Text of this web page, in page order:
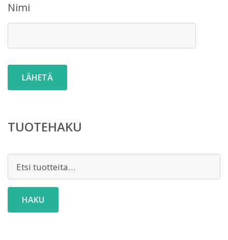
Nimi
TUOTEHAKU
HAKU